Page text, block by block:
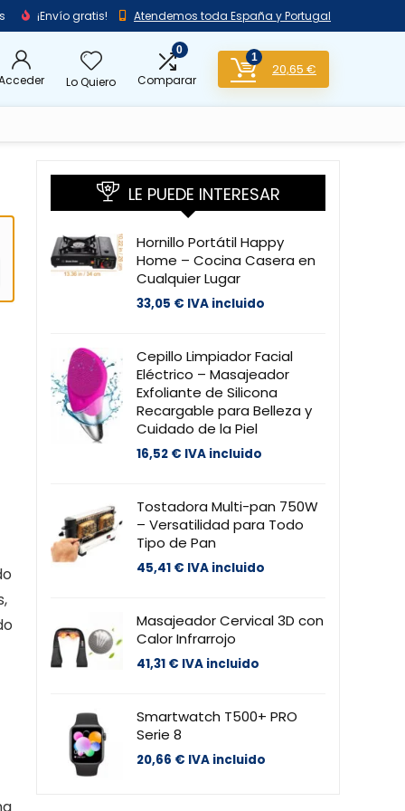
¡Envío gratis! Atendemos toda España y Portugal
Lo Quiero
0
Comparar
1
20,65 €
LE PUEDE INTERESAR
Hornillo Portátil Happy
Home – Cocina Casera en
Cualquier Lugar
33,05 € IVA incluido
Cepillo Limpiador Facial
Eléctrico – Masajeador
Exfoliante de Silicona
Recargable para Belleza y
Cuidado de la Piel
16,52 € IVA incluido
Tostadora Multi-pan 750W
– Versatilidad para Todo
Tipo de Pan
45,41 € IVA incluido
Masajeador Cervical 3D con
Calor Infrarrojo
41,31 € IVA incluido
Smartwatch T500+ PRO
Serie 8
20,66 € IVA incluido